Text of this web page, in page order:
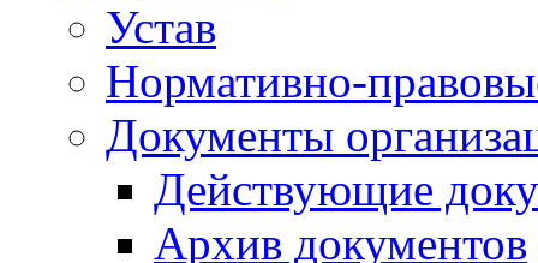
Устав
Нормативно-
Документы
Действующие
Архив документов